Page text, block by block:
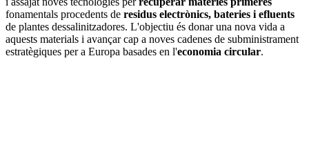
fonamentals procedents de residus electrònics, bateries i efluents
de plantes dessalinitzadores. L'objectiu és donar una nova vida a
aquests materials i avançar cap a noves cadenes de subministrament
estratègiques per a Europa basades en l'economia circular.